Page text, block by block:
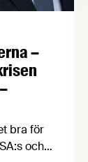
–
bra för
och